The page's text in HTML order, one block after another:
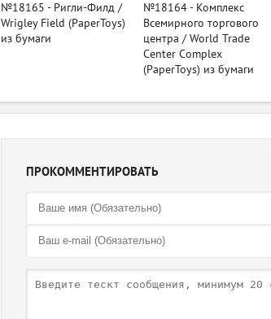
№18165 - Ригли-Филд /
Wrigley Field (PaperToys)
из бумаги
№18164 - Комплекс
Всемирного торгового
центра / World Trade
Center Complex
(PaperToys) из бумаги
ПРОКОММЕНТИРОВАТЬ